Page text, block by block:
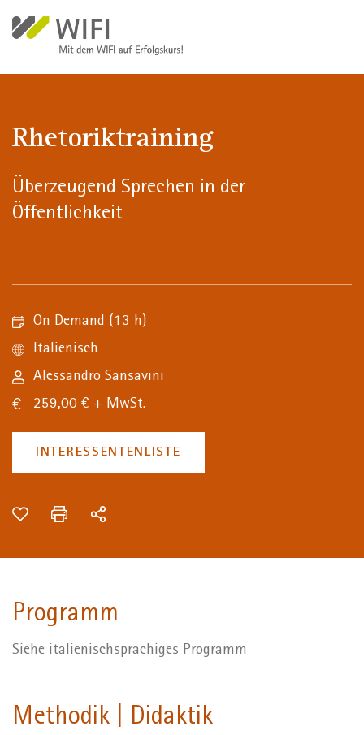
Rhetoriktraining
Überzeugend Sprechen in der
Öffentlichkeit
On Demand (13 h)
Italienisch
Alessandro Sansavini
259,00 € + MwSt.
INTERESSENTENLISTE
Programm
Siehe italienischsprachiges Programm
Methodik | Didaktik